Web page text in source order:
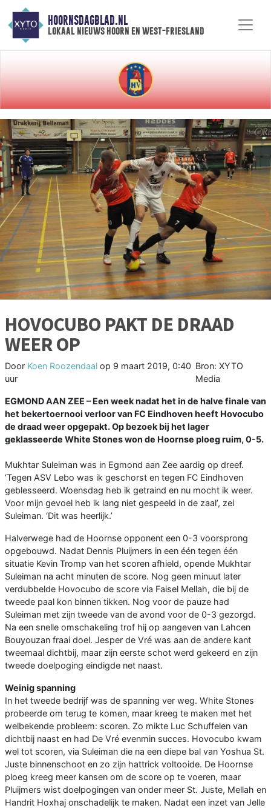
HOORNSDAGBLAD.NL
lokaal nieuws hoorn en west-friesland
HOVOCUBO PAKT DE DRAAD
WEER OP
Door Koen Roozendaal op 9 maart 2019, 0:40
uur
Bron: XYTO
Media
EGMOND AAN ZEE – Een week nadat het in de halve finale van
het bekertoernooi verloor van FC Eindhoven heeft Hovocubo
de draad weer opgepakt. Op bezoek bij het lager
geklasseerde White Stones won de Hoornse ploeg ruim, 0-5.
Mukhtar Suleiman was in Egmond aan Zee aardig op dreef.
‘Tegen ASV Lebo was ik geschorst en tegen FC Eindhoven
geblesseerd. Woensdag heb ik getraind en nu mocht ik weer.
Voor mijn gevoel heb ik lang niet gespeeld in de zaal’, zei
Suleiman. ‘Dit was heerlijk.’
Halverwege had de Hoornse opponent een 0-3 voorsprong
opgebouwd. Nadat Dennis Pluijmers in een één tegen één
situatie Kevin Tromp van het scoren afhield, opende Mukhtar
Suleiman na acht minuten de score. Nog geen minuut later
verdubbelde Hovocubo de score via Faisel Mellah, die bij de
tweede paal kon binnen tikken. Nog voor de pauze had
Suleiman met zijn tweede van de avond voor de 0-3 gezorgd.
Na een snelle omschakeling trof hij op aangeven van Lahcen
Bouyouzan fraai doel. Jesper de Vré was aan de andere kant
tweemaal dichtbij, maar zijn eerste schot werd gekeerd en zijn
tweede doelpoging eindigde net naast.
Weinig spanning
In het tweede bedrijf was de spanning ver weg. White Stones
probeerde om terug te komen, maar kreeg te maken met het
welbekende probleem: scoren. Zo mikte Luc Schuffelen van
dichtbij naast en had De Vré evenmin succes. Hovocubo kwam
wel tot scoren, via Suleiman die na een diepe bal van Yoshua St.
Juste binnenschoot en zo zijn hattrick voltooide. De Hoornse
ploeg kreeg meer kansen om de score op te voeren, maar
Pluijmers wist doelpogingen van onder meer St. Juste, Mellah en
Handrit Hoxhaj onschadelijk te maken. Nadat een inzet van Jelle